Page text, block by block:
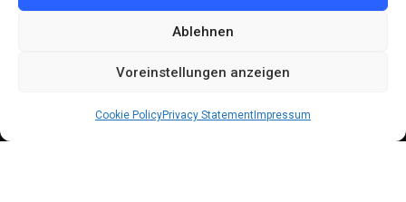
Ablehnen
Voreinstellungen anzeigen
Cookie PolicyPrivacy Statement Impressum